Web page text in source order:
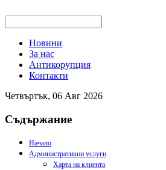
Новини
За нас
Антикорупция
Контакти
Четвъртък, 06 Авг 2026
Съдържание
Начало
Административни услуги
Харта на клиента